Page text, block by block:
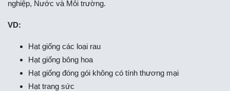
nghiệp, Nước và Môi trường.
VD:
Hạt giống các loại rau
Hạt giống bông hoa
Hạt giống đóng gói không có tính thương mại
Hạt trang sức